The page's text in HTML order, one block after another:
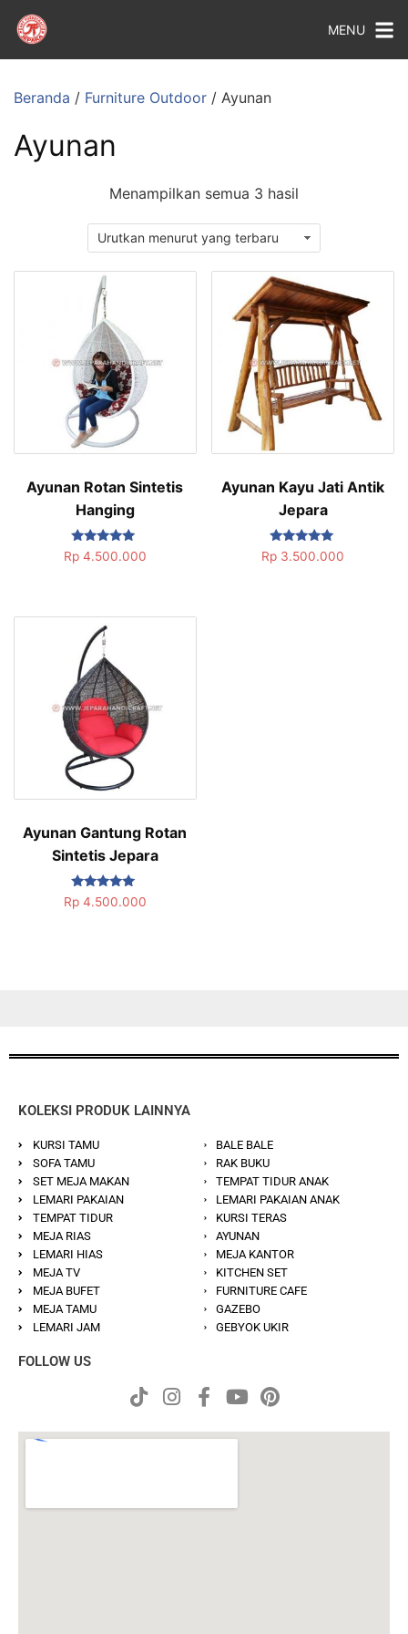
MENU
Beranda / Furniture Outdoor / Ayunan
Ayunan
Menampilkan semua 3 hasil
Ayunan Rotan Sintetis
Hanging
Dinilai
5.00
Rp4.500.000
Ayunan Kayu Jati Antik
Jepara
Dinilai
5.00
Rp 3.500.000
Ayunan Gantung Rotan
Sintetis Jepara
Dinilai
5.00
Rp4.500.000
KOLEKSI PRODUK LAINNYA
KURSI TAMU
SOFA TAMU
SET MEJA MAKAN
LEMARI PAKAIAN
TEMPAT TIDUR
MEJA RIAS
LEMARI HIAS
MEJA TV
MEJA BUFET
MEJA TAMU
LEMARI JAM
BALE BALE
RAK BUKU
TEMPAT TIDUR ANAK
LEMARI PAKAIAN ANAK
KURSI TERAS
AYUNAN
MEJA KANTOR
KITCHEN SET
FURNITURE CAFE
GAZEBO
GEBYOK UKIR
FOLLOW US